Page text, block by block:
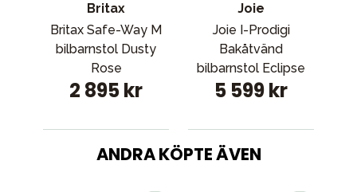
Britax
Britax Safe-Way M
bilbarnstol Dusty
Rose
2 895 kr
Joie
Joie I-Prodigi
Bakåtvänd
bilbarnstol Eclipse
5 599 kr
ANDRA KÖPTE ÄVEN